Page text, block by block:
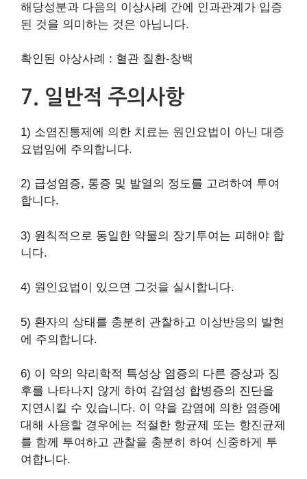
해당성분과 다음의 이상사례 간에 인과관계가 입증
된 것을 의미하는 것은 아닙니다.
확인된 아상사례 : 혈관 질환-창백
7. 일반적 주의사항
1) 소염진통제에 의한 치료는 원인요법이 아닌 대증
요법임에 주의합니다.
2) 급성염증, 통증 및 발열의 정도를 고려하여 투여
합니다.
3) 원칙적으로 동일한 약물의 장기투여는 피해야 합
니다.
4) 원인요법이 있으면 그것을 실시합니다.
5) 환자의 상태를 충분히 관찰하고 이상반응의 발현
에 주의합니다.
6) 이 약의 약리학적 특성상 염증의 다른 증상과 징
후를 나타나지 않게 하여 감염성 합병증의 진단을
지연시킬 수 있습니다. 이 약을 감염에 의한 염증에
대해 사용할 경우에는 적절한 항균제 또는 항진균제
를 함께 투여하고 관찰을 충분히 하여 신중하게 투
여합니다.